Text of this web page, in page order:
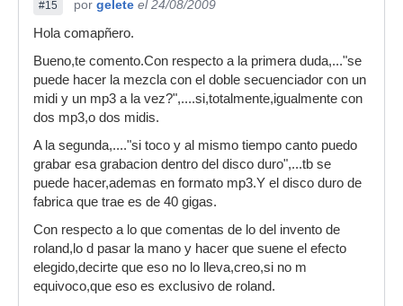
#15 por gelete el 24/08/2009
Hola comapñero.
Bueno,te comento.Con respecto a la primera duda,..."se
puede hacer la mezcla con el doble secuenciador con un
midi y un mp3 a la vez?",....si,totalmente,igualmente con
dos mp3,o dos midis.
A la segunda,...."si toco y al mismo tiempo canto puedo
grabar esa grabacion dentro del disco duro",...tb se
puede hacer,ademas en formato mp3.Y el disco duro de
fabrica que trae es de 40 gigas.
Con respecto a lo que comentas de lo del invento de
roland,lo d pasar la mano y hacer que suene el efecto
elegido,decirte que eso no lo lleva,creo,si no m
equivoco,que eso es exclusivo de roland.